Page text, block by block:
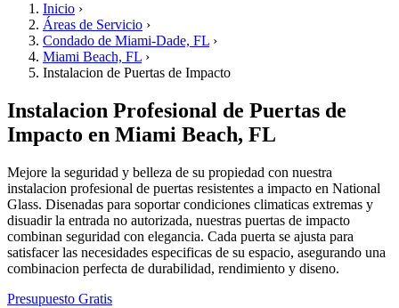
Inicio ›
Áreas de Servicio ›
Condado de Miami-Dade, FL ›
Miami Beach, FL ›
Instalacion de Puertas de Impacto
Instalacion Profesional de Puertas de
Impacto en Miami Beach, FL
Mejore la seguridad y belleza de su propiedad con nuestra
instalacion profesional de puertas resistentes a impacto en National
Glass. Disenadas para soportar condiciones climaticas extremas y
disuadir la entrada no autorizada, nuestras puertas de impacto
combinan seguridad con elegancia. Cada puerta se ajusta para
satisfacer las necesidades especificas de su espacio, asegurando una
combinacion perfecta de durabilidad, rendimiento y diseno.
Presupuesto Gratis